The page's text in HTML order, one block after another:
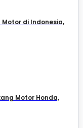
di Indonesia,
Motor Honda,